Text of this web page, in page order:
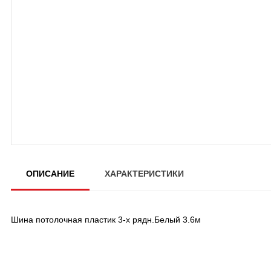
ОПИСАНИЕ ХАРАКТЕРИСТИКИ
Шина потолочная пластик 3-х рядн.Белый 3.6м